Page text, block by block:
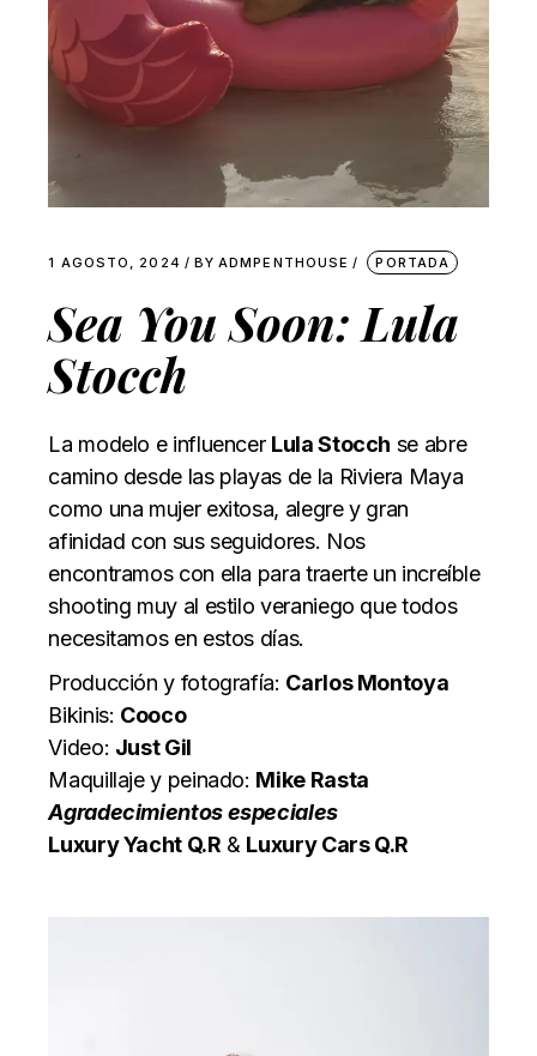
1 AGOSTO, 2024 BY ADMPENTHOUSE PORTADA
Sea You Soon: Lula
Stocch
La modelo e influencer Lula Stocch se abre
camino desde las playas de la Riviera Maya
como una mujer exitosa, alegre y gran
afinidad con sus seguidores. Nos
encontramos con ella para traerte un increíble
shooting muy al estilo veraniego que todos
necesitamos en estos días.
Producción y fotografía: Carlos Montoya
Bikinis: Cooco
Video: Just Gil
Maquillaje y peinado: Mike Rasta
Agradecimientos especiales
Luxury Yacht Q.R & Luxury Cars Q.R